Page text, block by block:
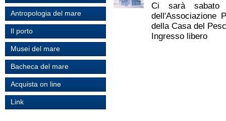
Antropologia del mare
Il porto
Musei del mare
Bacheca del mare
Acquista on line
Link
Ci sarà
dell'Associazione
della Casa del
Ingresso libero